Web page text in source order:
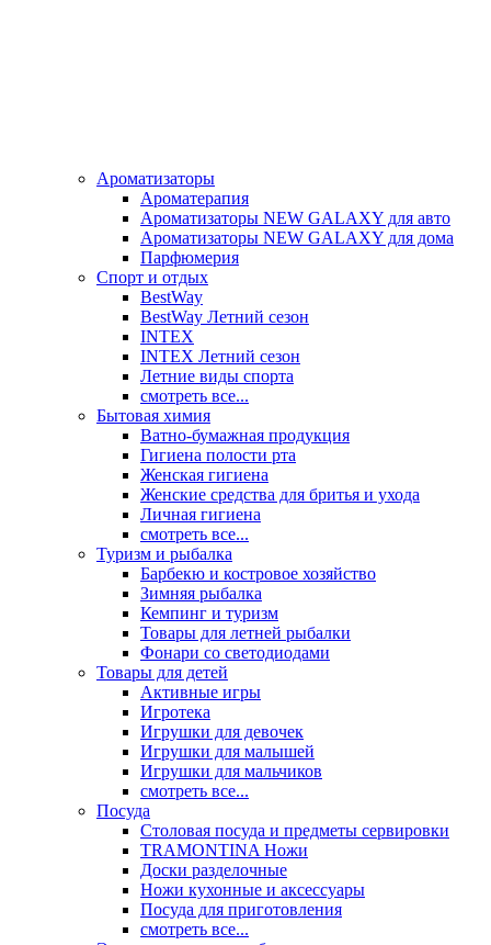
Ароматизаторы
Ароматерапия
Ароматизаторы NEW GALAXY для авто
Ароматизаторы NEW GALAXY для дома
Парфюмерия
Спорт и отдых
BestWay
BestWay Летний сезон
INTEX
INTEX Летний сезон
Летние виды спорта
смотреть все...
Бытовая химия
Ватно-бумажная продукция
Гигиена полости рта
Женская гигиена
Женские средства для бритья и ухода
Личная гигиена
смотреть все...
Туризм и рыбалка
Барбекю и костровое хозяйство
Зимняя рыбалка
Кемпинг и туризм
Товары для летней рыбалки
Фонари со светодиодами
Товары для детей
Активные игры
Игротека
Игрушки для девочек
Игрушки для малышей
Игрушки для мальчиков
смотреть все...
Посуда
Столовая посуда и предметы сервировки
TRAMONTINA Ножи
Доски разделочные
Ножи кухонные и аксессуары
Посуда для приготовления
смотреть все...